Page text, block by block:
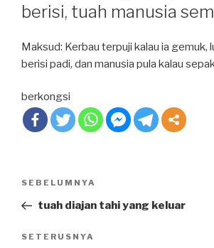
berisi, tuah manusia
Maksud: Kerbau terpuji kalau ia gemuk,
berisi padi, dan manusia pula kalau
berkongsi
Post
Previous
Post
SEBELUMNYA
tuah diajan tahi yang keluar
Next
SETERUSNYA